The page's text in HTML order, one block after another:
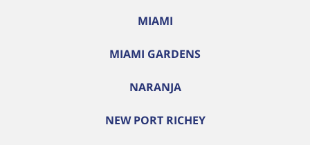
MIAMI
MIAMI GARDENS
NARANJA
NEW PORT RICHEY